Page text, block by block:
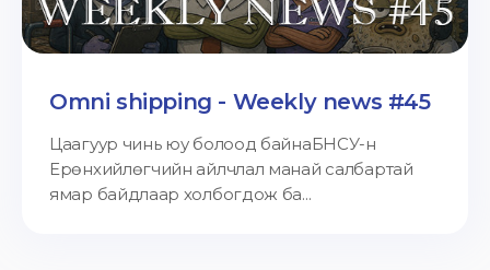
Omni shipping - Weekly news #45
Цаагуур чинь юу болоод байнаБНСУ-н
Ерөнхийлөгчийн айлчлал манай салбартай
ямар байдлаар холбогдож ба...